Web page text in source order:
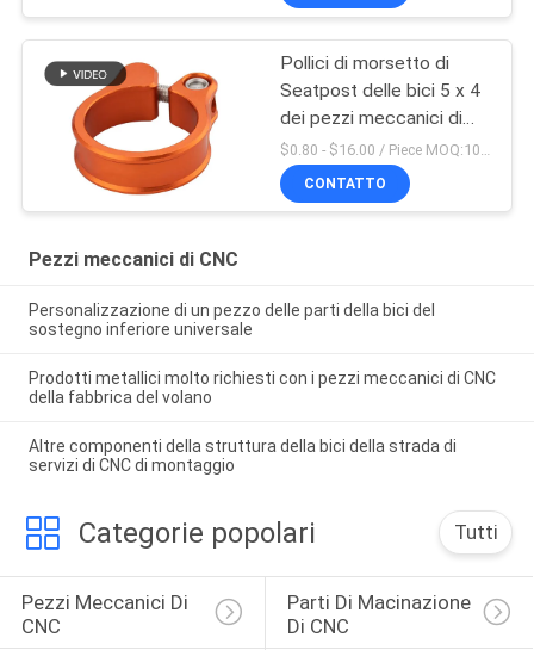
Pollici di morsetto di
Seatpost delle bici 5 x 4
dei pezzi meccanici di
CNC di precisione
$0.80 - $16.00 / Piece MOQ:10 pezzi
CONTATTO
Pezzi meccanici di CNC
Personalizzazione di un pezzo delle parti della bici del
sostegno inferiore universale
Prodotti metallici molto richiesti con i pezzi meccanici di CNC
della fabbrica del volano
Altre componenti della struttura della bici della strada di
servizi di CNC di montaggio
Categorie popolari Tutti
Pezzi Meccanici Di
CNC
Parti Di Macinazione
Di CNC